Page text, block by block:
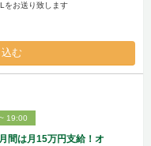
をお送り致します
む
19:00
間は月15万円支給！オ